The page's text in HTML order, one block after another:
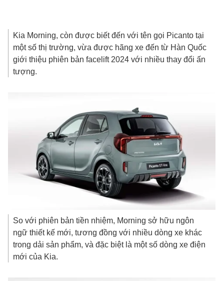
Kia Morning, còn được biết đến với tên gọi Picanto tại
một số thị trường, vừa được hãng xe đến từ Hàn Quốc
giới thiệu phiên bản facelift 2024 với nhiều thay đổi ấn
tượng.
So với phiên bản tiền nhiệm, Morning sở hữu ngôn
ngữ thiết kế mới, tương đồng với nhiều dòng xe khác
trong dải sản phẩm, và đặc biệt là một số dòng xe điện
mới của Kia.